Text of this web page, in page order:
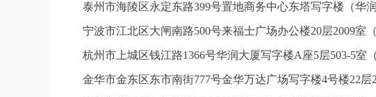
泰州市海陵区永定东路399号置地商务中心东塔写字楼（华
宁波市江北区大闸南路500号来福士广场办公楼20层2009室
杭州市上城区钱江路1366号华润大厦写字楼A座5层503-5室
金华市金东区东市南街777号金华万达广场写字楼4号楼22层